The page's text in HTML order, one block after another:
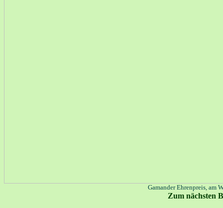
Gamander Ehrenpreis, am
Zum nächsten